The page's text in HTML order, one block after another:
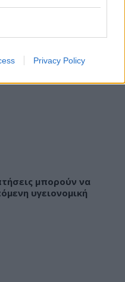
Privacy Policy
αλλεργία ή
αλλεργιολόγος
μπορούν να
υγειονομική